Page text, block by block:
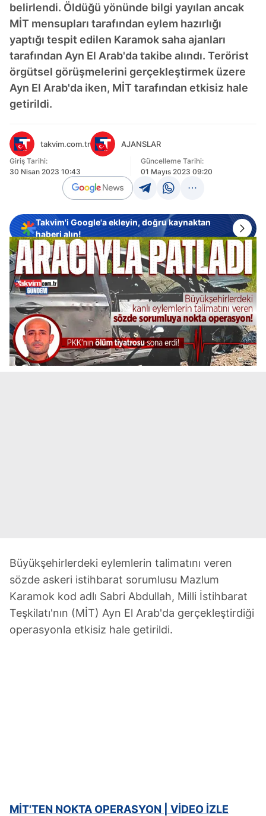
belirlendi. Öldüğü yönünde bilgi yayılan ancak
MİT mensupları tarafından eylem hazırlığı
yaptığı tespit edilen Karamok saha ajanları
tarafından Ayn El Arab'da takibe alındı. Terörist
örgütsel görüşmelerini gerçekleştirmek üzere
Ayn El Arab'da iken, MİT tarafından etkisiz hale
getirildi.
takvim.com.tr AJANSLAR
Giriş Tarihi:
30 Nisan 2023 10:43
Güncelleme Tarihi:
01 Mayıs 2023 09:20
Takvim'i Google'a ekleyin, doğru kaynaktan
haberi alın!
Büyükşehirlerdeki eylemlerin talimatını veren
sözde askeri istihbarat sorumlusu Mazlum
Karamok kod adlı Sabri Abdullah, Milli İstihbarat
Teşkilatı'nın (MİT) Ayn El Arab'da gerçekleştirdiği
operasyonla etkisiz hale getirildi.
MİT'TEN NOKTA OPERASYON | VİDEO İZLE